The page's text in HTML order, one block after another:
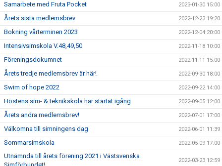
Samarbete med Fruta Pocket 2023-01-30 15:00
Årets sista medlemsbrev 2022-12-23 19:20
Bokning vårterminen 2023 2022-12-04 20:00
Intensivsimskola V.48,49,50 2022-11-18 10:00
Föreningsdokumnet 2022-11-11 15:00
Årets tredje medlemsbrev är här! 2022-09-30 18:00
Swim of hope 2022 2022-09-22 14:00
Höstens sim- & teknikskola har startat igång 2022-09-05 12:00
Årets andra medlemsbrev! 2022-07-01 17:00
Välkomna till simningens dag 2022-06-01 11:39
Sommarsimskola 2022-05-09 17:00
Utnämnda till årets förening 2021 i Västsvenska
2022-03-23 12:59